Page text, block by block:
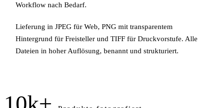
Workflow nach Bedarf.
Lieferung in JPEG für Web, PNG mit transparentem
Hintergrund für Freisteller und TIFF für Druckvorstufe. Alle
Dateien in hoher Auflösung, benannt und strukturiert.